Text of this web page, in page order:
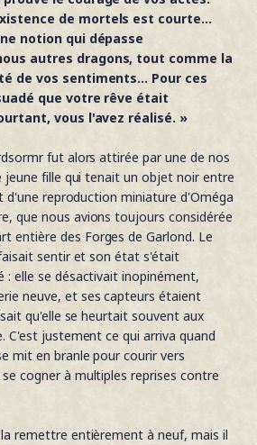
de mortels est courte...
notion qui dépasse
autres dragons, tout comme la
de vos sentiments... Pour ces
que votre rêve était
vous l'avez réalisé. »
fut alors attirée par une de nos
jeune fille qui tenait un objet noir entre
d'une reproduction miniature d'Oméga
que nous avions toujours considérée
entière des Forges de Garlond. Le
sentir et son état s'était
elle se désactivait inopinément,
neuve, et ses capteurs étaient
qu'elle se heurtait souvent aux
C'est justement ce qui arriva quand
mit en branle pour courir vers
cogner à multiples reprises contre
remettre entièrement à neuf, mais il